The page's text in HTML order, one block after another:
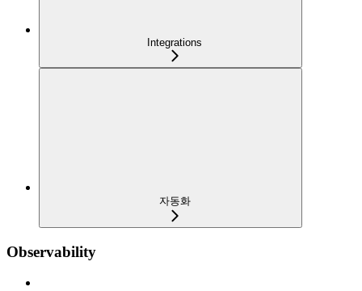
Integrations
자동화
Observability